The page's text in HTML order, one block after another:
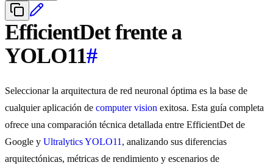
EfficientDet frente a
YOLO11#
Seleccionar la arquitectura de red neuronal óptima es la base de
cualquier aplicación de computer vision exitosa. Esta guía completa
ofrece una comparación técnica detallada entre EfficientDet de
Google y Ultralytics YOLO11 , analizando sus diferencias
arquitectónicas, métricas de rendimiento y escenarios de